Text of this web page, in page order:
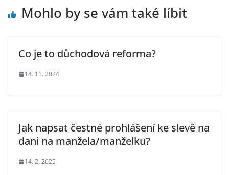
Mohlo by se vám také líbit
Co je to důchodová reforma?
14. 11. 2024
Jak napsat čestné prohlášení ke slevě na
dani na manžela/manželku?
14. 2. 2025